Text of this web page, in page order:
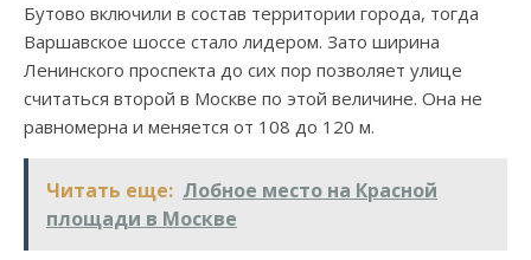
Бутово включили в состав территории города, тогда
Варшавское шоссе стало лидером. Зато ширина
Ленинского проспекта до сих пор позволяет улице
считаться второй в Москве по этой величине. Она не
равномерна и меняется от 108 до 120 м.
Читать еще: Лобное место на Красной
площади в Москве